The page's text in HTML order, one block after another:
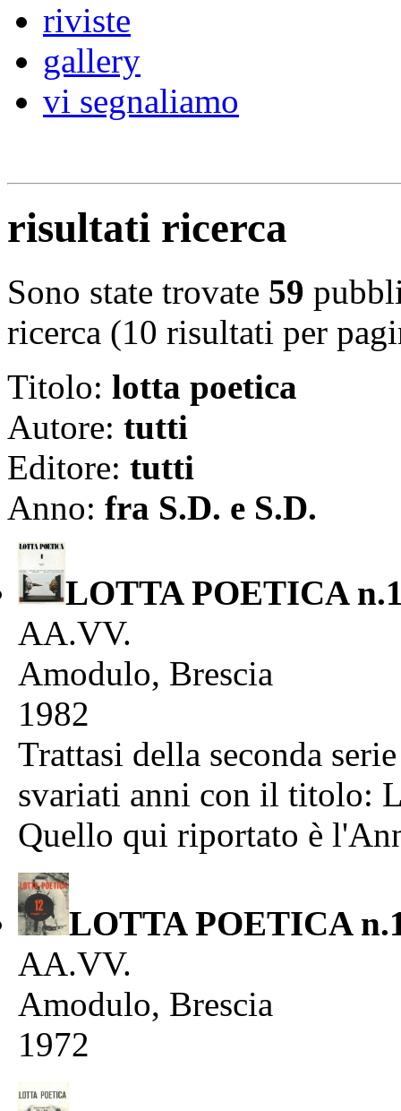
riviste
gallery
vi segnaliamo
risultati ricerca
Sono state trovate 59
ricerca (10 risultati per
Titolo: lotta poetica
Autore: tutti
Editore: tutti
Anno: fra S.D. e S.D.
LOTTA POETICA
AA.VV.
Amodulo, Brescia
1982
Trattasi della seconda
svariati anni con il titolo:
Quello qui riportato è
LOTTA POETICA
AA.VV.
Amodulo, Brescia
1972